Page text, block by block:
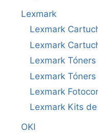
Lexmark
Lexmark
Lexmark
Lexmark
Lexmark
Lexmark
Lexmark Kits
OKI